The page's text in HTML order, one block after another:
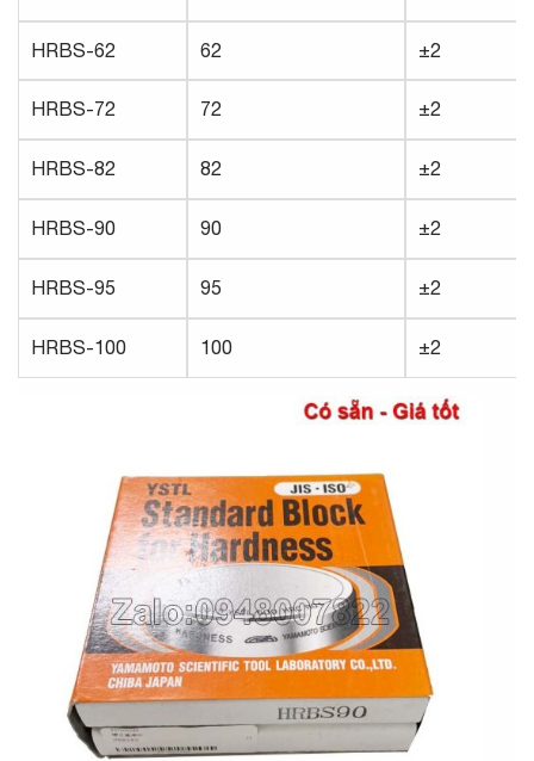
HRBS-62 62 ±2
HRBS-72 72 ±2
HRBS-82 82 ±2
HRBS-90 90 ±2
HRBS-95 95 ±2
HRBS-100 100 ±2